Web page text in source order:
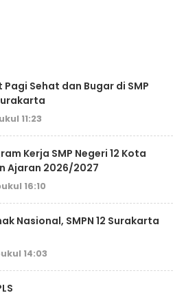
Sehat dan Bugar di SMP
11:23
Kerja SMP Negeri 12 Kota
Ajaran 2026/2027
16:10
Nasional, SMPN 12 Surakarta
14:03